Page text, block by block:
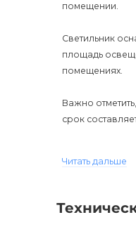
помещении.
Светильник
площадь
помещениях.
Важно
срок
рекомендуется
К сожалению,
гарантируют
Читать дальше